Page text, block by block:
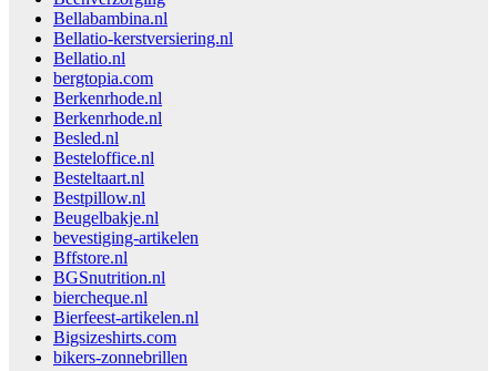
Bellabambina.nl
Bellatio-kerstversiering.nl
Bellatio.nl
bergtopia.com
Berkenrhode.nl
Berkenrhode.nl
Besled.nl
Besteloffice.nl
Besteltaart.nl
Bestpillow.nl
Beugelbakje.nl
bevestiging-artikelen
Bffstore.nl
BGSnutrition.nl
biercheque.nl
Bierfeest-artikelen.nl
Bigsizeshirts.com
bikers-zonnebrillen